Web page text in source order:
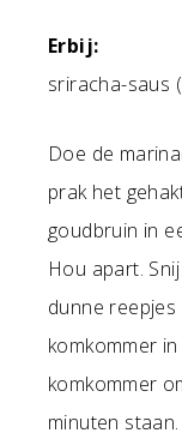
Erbij:
sriracha-saus
Doe de
prak het
goudbruin in
Hou apart.
dunne reepjes
komkommer
komkommer
minuten